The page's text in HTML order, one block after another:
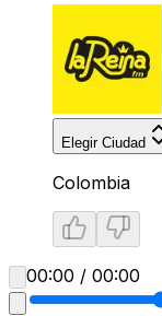
Elegir Ciudad
Colombia
00:00 / 00:00